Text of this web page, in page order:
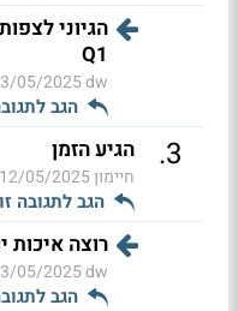
הגיוני
Q1
dw
05/2025 09:47
הגב
3
. הגיע הזמן
חיימון12/05/2025 16:55
הגב לתגובה זו
רוצה איכות
dw
05/2025 09:45
הגב